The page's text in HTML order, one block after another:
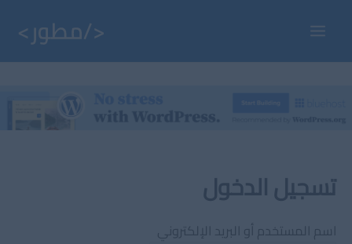
Main
تسجيل الدخول
اسم المستخدم أو البريد الإلكتروني